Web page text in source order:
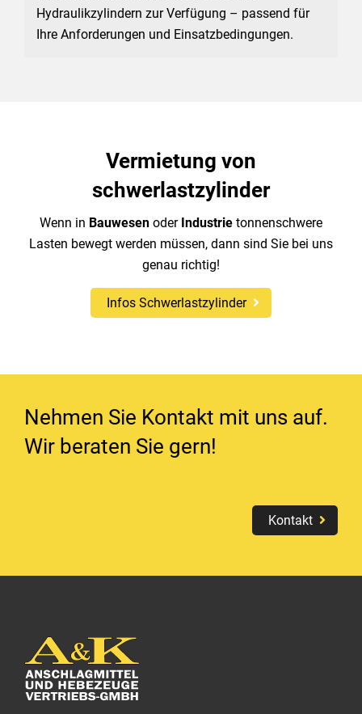
Hydraulikzylindern zur Verfügung – passend für
Ihre Anforderungen und Einsatzbedingungen.
Vermietung von
schwerlastzylinder
Wenn in Bauwesen oder Industrie tonnenschwere
Lasten bewegt werden müssen, dann sind Sie bei uns
genau richtig!
Infos Schwerlastzylinder
Nehmen Sie Kontakt mit uns auf.
Wir beraten Sie gern!
Kontakt